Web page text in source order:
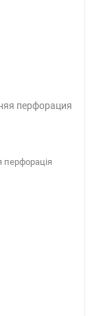
перфорация
перфорація